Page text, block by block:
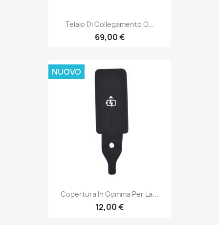
Telaio Di Collegamento O...
69,00 €
Copertura In Gomma Per La...
12,00 €
NUOVO